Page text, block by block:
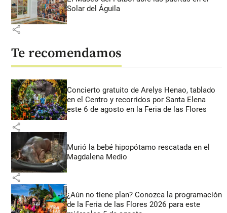
Solar del Águila
share
Te recomendamos
Concierto gratuito de Arelys Henao, tablado
en el Centro y recorridos por Santa Elena
este 6 de agosto en la Feria de las Flores
share
Murió la bebé hipopótamo rescatada en el
Magdalena Medio
share
¿Aún no tiene plan? Conozca la programación
de la Feria de las Flores 2026 para este